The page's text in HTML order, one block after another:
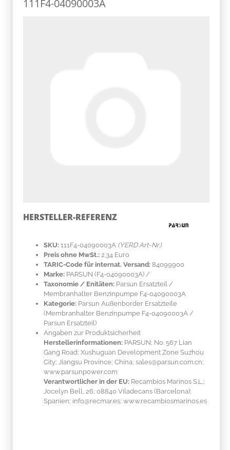
111F4-04090003A
HERSTELLER-REFERENZ
SKU: 111F4-04090003A (YERD Art-Nr.)
Preis ohne MwSt.: 2.34 Euro
TARIC-Code für internat. Versand: 84099900
Marke: PARSUN (F4-04090003A) /
Taxonomie / Enitäten: Parsun Ersatzteil /
Membranhalter Benzinpumpe F4-04090003A
Kategorie: Parsun Außenborder Ersatzteile
(Membranhalter Benzinpumpe F4-04090003A /
Parsun Ersatzteil)
Angaben zur Produktsicherheit
Herstellerinformationen: PARSUN; No. 567 Lian
Gang Road; Xushuguan Development Zone Suzhou
City; Jiangsu Province; China; sales@parsun.com.cn;
www.parsunpower.com
Verantwortlicher in der EU: Recambios Marinos S.L.;
Jocelyn Bell, 26; 08840 Viladecans (Barcelona);
Spanien; info@recmar.es; www.recambiosmarinos.es